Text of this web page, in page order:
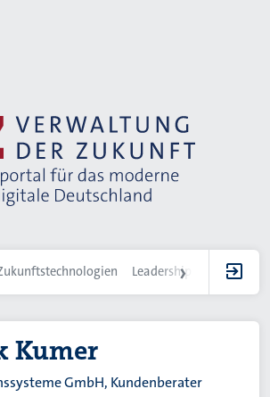
Leadership IT-
Kumer
GmbH, Kundenberater